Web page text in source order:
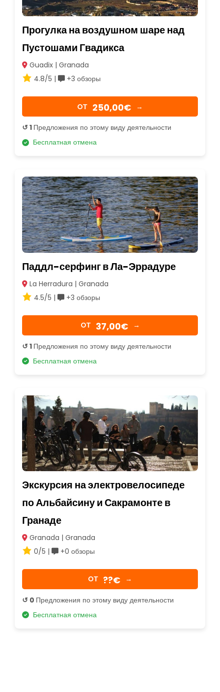
Прогулка на воздушном шаре над
Пустошами Гвадикса
Guadix | Granada
4.8/5 |
+3 обзоры
OТ 250,00€ →
↺ 1 Предложения по этому виду деятельности
Бесплатная отмена
Паддл-серфинг в Ла-Эррадуре
La Herradura | Granada
4.5/5 |
+3 обзоры
OТ 37,00€ →
↺ 1 Предложения по этому виду деятельности
Бесплатная отмена
Экскурсия на электровелосипеде
по Альбайсину и Сакрамонте в
Гранаде
Granada | Granada
0/5 |
+0 обзоры
OТ ??€ →
↺ 0 Предложения по этому виду деятельности
Бесплатная отмена